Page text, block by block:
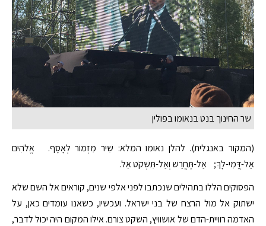
שר החינוך בנט בנאומו בפולין
(המקור באנגלית). להלן נאומו המלא: שִׁיר מִזְמוֹר לְאָסָף. אֱלֹהִים
אַל-דֳּמִי-לָךְ; אַל-תֶּחֱרַשׁ וְאַל-תִּשְׁקֹט אֵל.
הפסוקים הללו בתהילים שנכתבו לפני אלפי שנים, קוראים אל השם שלא
ישתוק אל מול הרצח של בני ישראל. ועכשיו, כשאנו עומדים כאן, על
האדמה רוויית-הדם של אושוויץ, השקט צורם. אילו המקום היה יכול לדבר,